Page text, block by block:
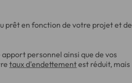
prêt en fonction de votre projet et de
personnel ainsi que de vos
taux d'endettementest réduit, mais